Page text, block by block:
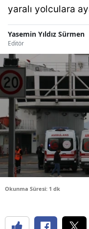
yaralı yolculara
Yasemin Yıldız Sürmen
Editör
Okunma Süresi: 1 dk